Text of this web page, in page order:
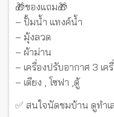
🎁ของแถม🎁
– ปั้มน้ำ แทงค์น้ำ
– มุ้งลวด
– ผ้าม่าน
– เครื่องปรับอากาศ 3 เค
– เตียง , โซฟา ,ตู้
✅ สนใจนัดชมบ้าน ดูทำเ